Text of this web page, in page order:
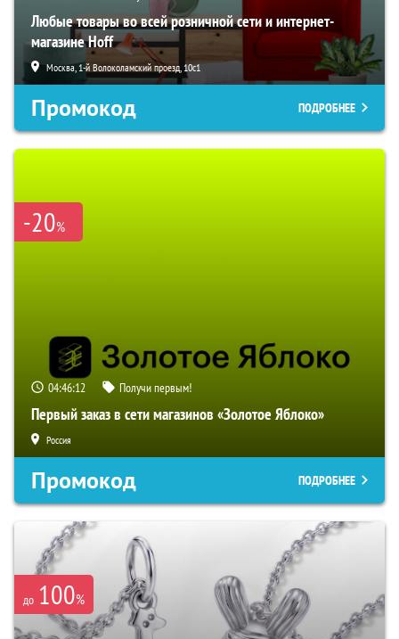
Любые товары во всей розничной сети и интернет-
магазине Hoff
Москва, 1-й Волоколамский проезд, 10с1
Промокод ПОДРОБНЕЕ
-20%
04:46:11 Получи первым!
Первый заказ в сети магазинов «Золотое Яблоко»
Россия
Промокод ПОДРОБНЕЕ
до 100%